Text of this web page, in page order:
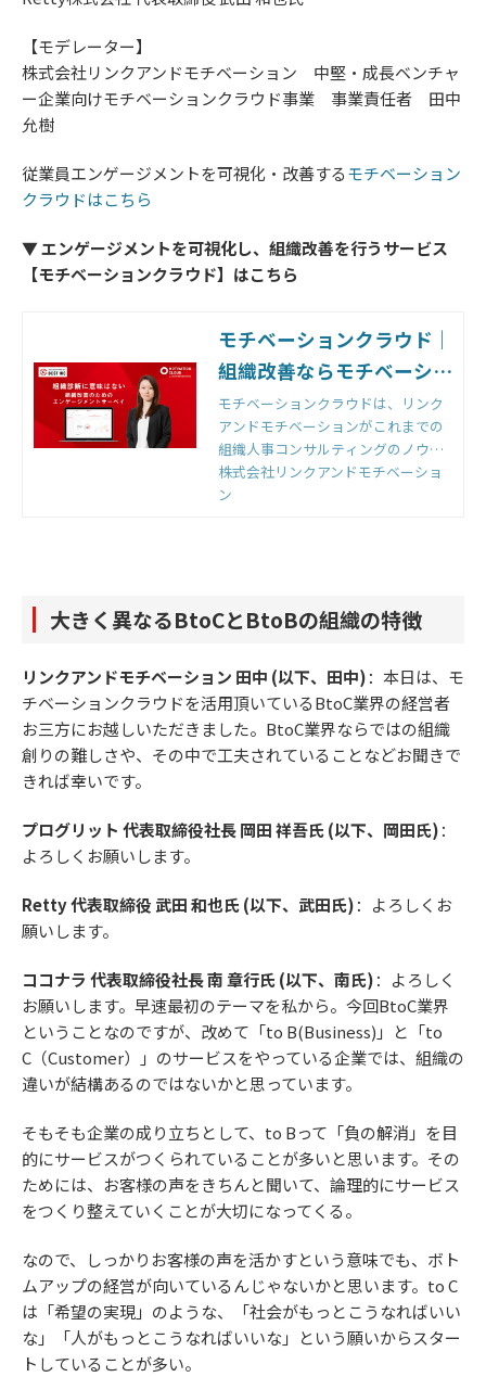
【モデレーター】
株式会社リンクアンドモチベーション 中堅・成長ベンチャ
ー企業向けモチベーションクラウド事業 事業責任者 田中
允樹
従業員エンゲージメントを可視化・改善するモチベーション
クラウドはこちら
▼ エンゲージメントを可視化し、組織改善を行うサービス
【モチベーションクラウド】はこちら
モチベーションクラウド｜
組織改善ならモチベーショ
ンクラウド
モチベーションクラウドは、リンク
アンドモチベーションがこれまでの
組織人事コンサルティングのノウハ
ウをもとに開発した国内初の組織改
善クラウドです。組織のモノサシ
株式会社リンクアンドモチベーショ
ン
大きく異なるBtoCとBtoBの組織の特徴
リンクアンドモチベーション 田中 (以下、田中)：本日は、モ
チベーションクラウドを活用頂いているBtoC業界の経営者
お三方にお越しいただきました。BtoC業界ならではの組織
創りの難しさや、その中で工夫されていることなどお聞きで
きれば幸いです。
プログリット 代表取締役社長 岡田 祥吾氏 (以下、岡田氏)：
よろしくお願いします。
Retty 代表取締役 武田 和也氏 (以下、武田氏)：よろしくお
願いします。
ココナラ 代表取締役社長 南 章行氏 (以下、南氏)：よろしく
お願いします。早速最初のテーマを私から。今回BtoC業界
ということなのですが、改めて「to B(Business)」と「to
C（Customer）」のサービスをやっている企業では、組織の
違いが結構あるのではないかと思っています。
そもそも企業の成り立ちとして、to Bって「負の解消」を目
的にサービスがつくられていることが多いと思います。その
ためには、お客様の声をきちんと聞いて、論理的にサービス
をつくり整えていくことが大切になってくる。
なので、しっかりお客様の声を活かすという意味でも、ボト
ムアップの経営が向いているんじゃないかと思います。to C
は「希望の実現」のような、「社会がもっとこうなればいい
な」「人がもっとこうなればいいな」という願いからスター
トしていることが多い。